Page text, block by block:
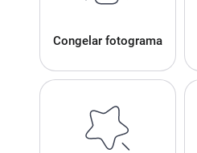
Congelar fotograma